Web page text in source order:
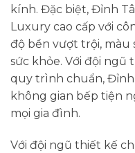
kính. Đặc biệt, Đỉnh
Luxury cao cấp với
độ bền vượt trội, màu
sức khỏe. Với đội ngũ
quy trình chuẩn,
không gian bếp tiện
mọi gia đình.
Với đội ngũ thiết kế